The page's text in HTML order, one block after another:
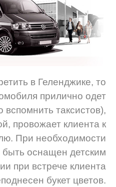
в Геленджике, то
прилично одет
таксистов),
провожает клиента к
При необходимости
оснащен детским
при встрече клиента
букет цветов.